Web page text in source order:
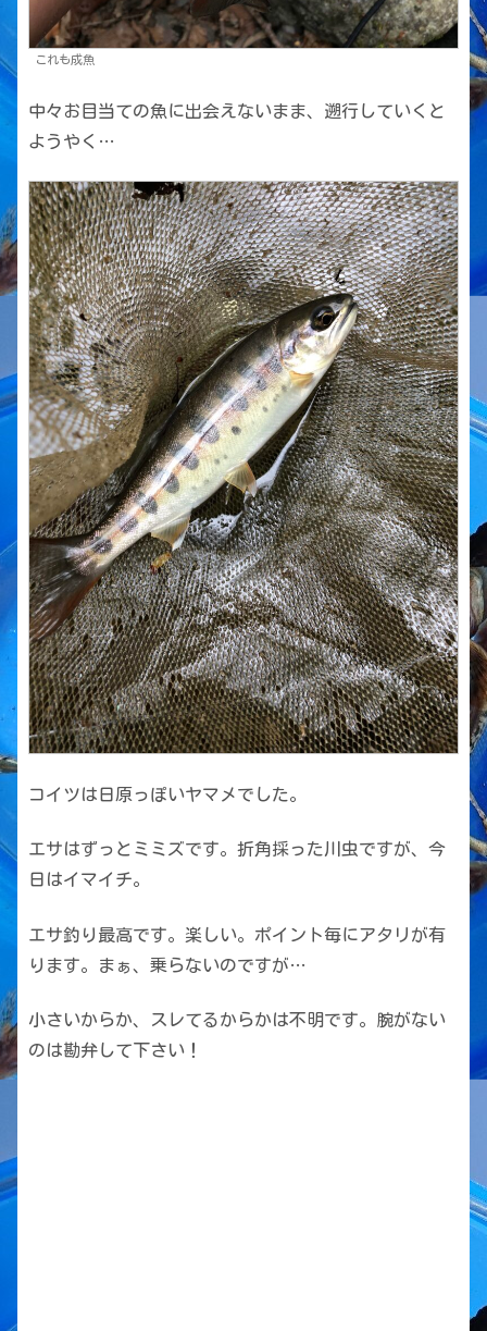
これも成魚
中々お目当ての魚に出会えないまま、遡行していくと
ようやく…
コイツは日原っぽいヤマメでした。
エサはずっとミミズです。折角採った川虫ですが、今
日はイマイチ。
エサ釣り最高です。楽しい。ポイント毎にアタリが有
ります。まぁ、乗らないのですが…
小さいからか、スレてるからかは不明です。腕がない
のは勘弁して下さい！